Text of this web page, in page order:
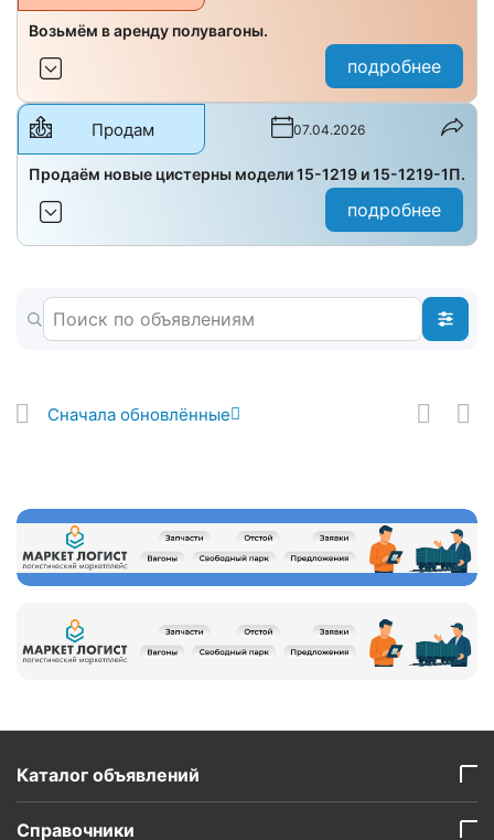
Возьмём в аренду полувагоны.
подробнее
Продам 07.04.2026
Продаём новые цистерны модели 15-1219 и 15-1219-1П.
подробнее
Сначала обновлённые
Каталог объявлений
Справочники